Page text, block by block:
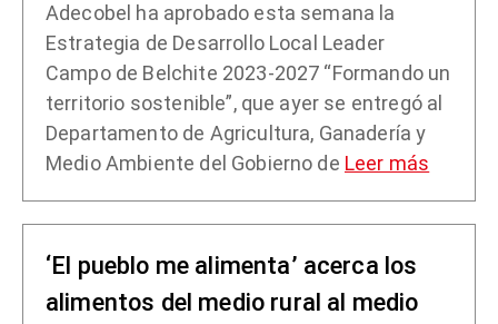
Adecobel ha aprobado esta semana la
Estrategia de Desarrollo Local Leader
Campo de Belchite 2023-2027 “Formando un
territorio sostenible”, que ayer se entregó al
Departamento de Agricultura, Ganadería y
Medio Ambiente del Gobierno de Leer más
‘El pueblo me alimenta’ acerca los
alimentos del medio rural al medio